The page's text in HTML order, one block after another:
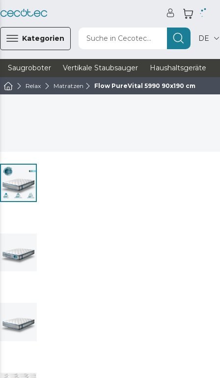
Kategorien Suche in Cecotec... DE
Saugroboter Vertikale Staubsauger Haushaltsgeräte
Relax Matratzen Flow PureVital 5990 90x190 cm